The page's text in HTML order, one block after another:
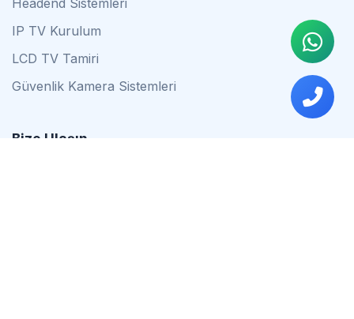
IP TV Kurulum
LCD TV Tamiri
Güvenlik Kamera Sistemleri
Bize Ulaşın